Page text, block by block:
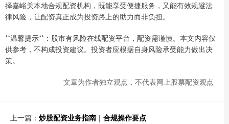
择嘉峪关本地合规配资机构，既能享受便捷服务，又能有效规避法
律风险，让配资真正成为投资路上的助力而非负担。
**温馨提示**：股市有风险在线配资平台，配资需谨慎。本文内容仅
供参考，不构成投资建议。投资者应根据自身风险承受能力做出决
策。
文章为作者独立观点，不代表网上股票配资观点
上一篇： 炒股配资业务指南｜合规操作要点